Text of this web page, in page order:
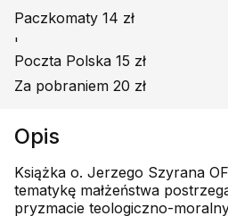
Paczkomaty 14 zł
'
Poczta Polska 15 zł
Za pobraniem 20 zł
Opis
Książka o. Jerzego Szyrana
tematykę małżeństwa
pryzmacie teologiczno-